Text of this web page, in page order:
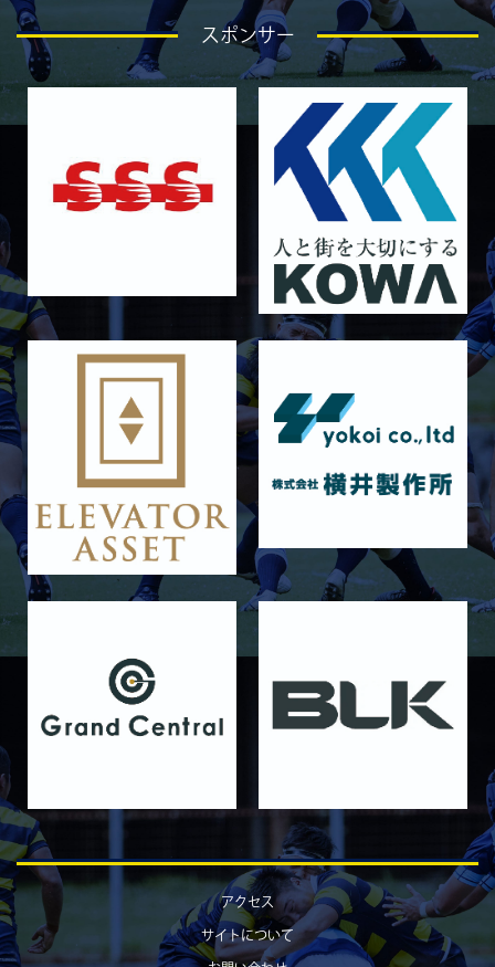
4月26日 亀岡ラグビー祭 同志社大学
2026/04/18
GALLERY
4月19日 関西セブンズ
2025/12/12
GALLERY
12月13日 大阪体育大学
GALLERY
11月29日 同志社大学Jr.col.
2025/11/23
GALLERY
11月23日 摂南大学
2025/11/22
GALLERY
11月22日 摂南大学Jr.Col
2025/11/15
GALLERY
11月16日 関西大学Jr.Col
2025/11/09
GALLERY
11月9日 関西大学
GALLERY
10月25日 天理大学Jr.Col.
2025/10/19
10月19日 天理大学
2025/10/11
2025/10/03
GALLERY
10月4日 近畿大学Jr.Col.
2025/09/28 GALLERY
スポンサー
アクセス
サイトについて